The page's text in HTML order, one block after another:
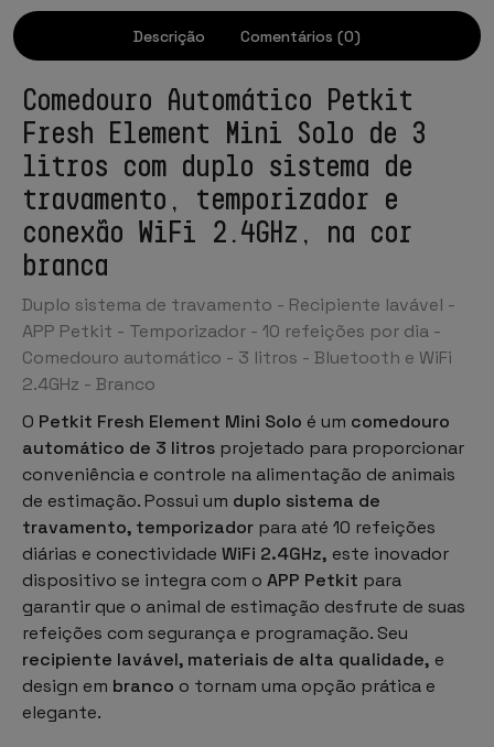
Descrição Comentários (0)
Comedouro Automático Petkit
Fresh Element Mini Solo de 3
litros com duplo sistema de
travamento, temporizador e
conexão WiFi 2.4GHz, na cor
branca
Duplo sistema de travamento - Recipiente lavável -
APP Petkit - Temporizador - 10 refeições por dia -
Comedouro automático - 3 litros - Bluetooth e WiFi
2.4GHz - Branco
O Petkit Fresh Element Mini Solo é um comedouro
automático de 3 litros projetado para proporcionar
conveniência e controle na alimentação de animais
de estimação. Possui um duplo sistema de
travamento, temporizador para até 10 refeições
diárias e conectividade WiFi 2.4GHz, este inovador
dispositivo se integra com o APP Petkit para
garantir que o animal de estimação desfrute de suas
refeições com segurança e programação. Seu
recipiente lavável, materiais de alta qualidade, e
design em branco o tornam uma opção prática e
elegante.